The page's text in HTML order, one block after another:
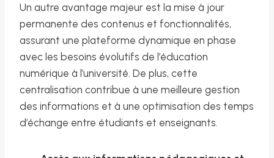
Un autre avantage majeur est la mise à jour
permanente des contenus et fonctionnalités,
assurant une plateforme dynamique en phase
avec les besoins évolutifs de l’éducation
numérique à l’université. De plus, cette
centralisation contribue à une meilleure gestion
des informations et à une optimisation des temps
d’échange entre étudiants et enseignants.